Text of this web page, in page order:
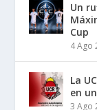
Un
Cup
4 Ago
La
en
3 Ago